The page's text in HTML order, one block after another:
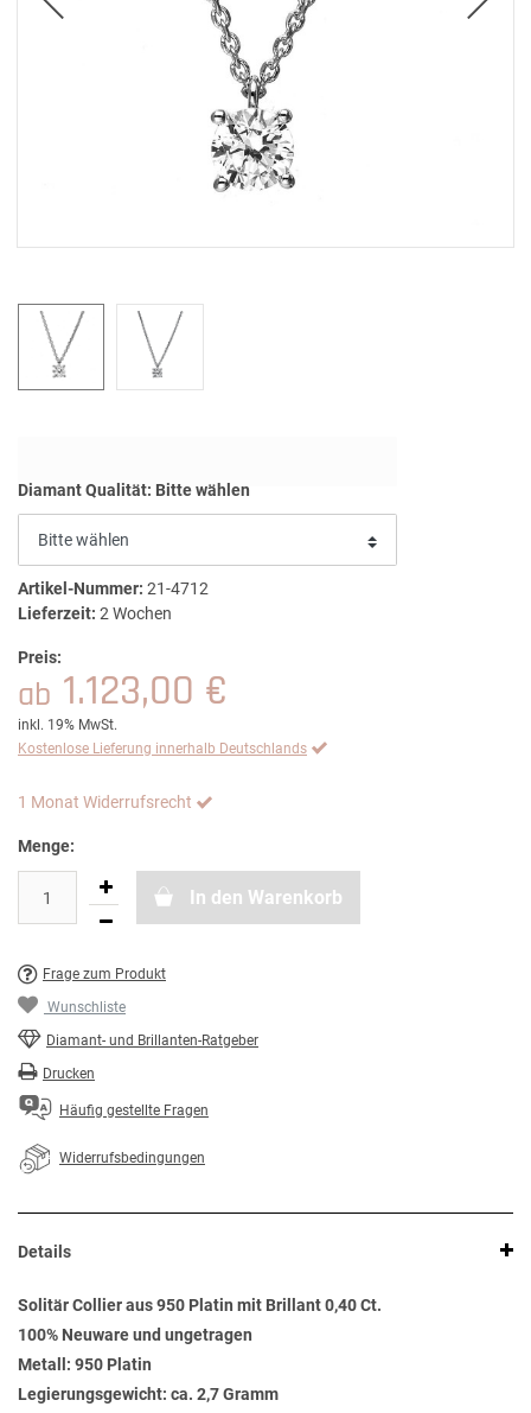
Diamant Qualität: Bitte wählen
Artikel-Nummer: 21-4712
Lieferzeit: 2 Wochen
Preis:
ab 1.123,00 €
inkl. 19% MwSt.
Kostenlose Lieferung innerhalb Deutschlands
1 Monat Widerrufsrecht
Menge:
In den Warenkorb
Frage zum Produkt
Wunschliste
Diamant- und Brillanten-Ratgeber
Drucken
Häufig gestellte Fragen
Widerrufsbedingungen
Details
Solitär Collier aus 950 Platin mit Brillant 0,40 Ct.
100% Neuware und ungetragen
Metall: 950 Platin
Legierungsgewicht: ca. 2,7 Gramm